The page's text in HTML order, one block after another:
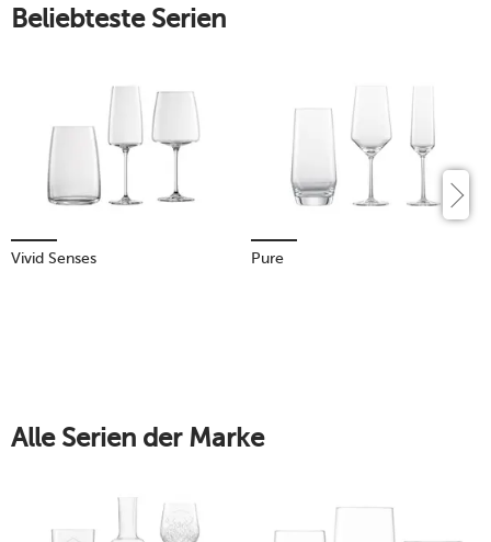
Beliebteste Serien
Vivid Senses Pure
Alle Serien der Marke